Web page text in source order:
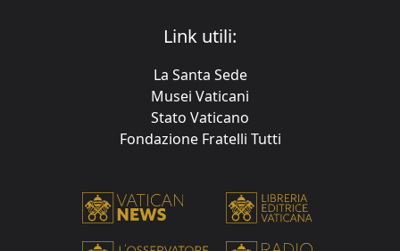
Link utili:
La Santa Sede
Musei Vaticani
Stato Vaticano
Fondazione Fratelli Tutti